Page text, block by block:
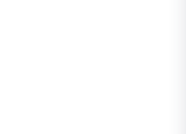
i dagtimerne